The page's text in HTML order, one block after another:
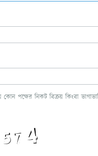
পক্ষের নিকট বিক্রয় কিংবা